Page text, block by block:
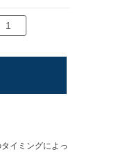
イミングによっ